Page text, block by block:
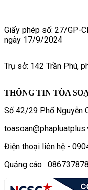
Giấy phép số: 27/GP-
ngày 17/9/2024
Trụ sở: 142 Trần Phú,
THÔNG TIN TÒA
Số 42/29 Phố Nguyễn
Điện thoại liên hệ -
Quảng cáo :